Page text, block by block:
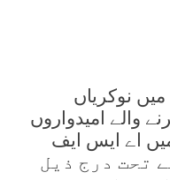
نوکریاں
والے امیدواروں
اے ایس ایف
کے تحت درج ذیل